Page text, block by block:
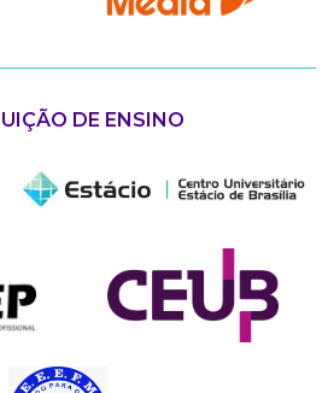
DE ENSINO